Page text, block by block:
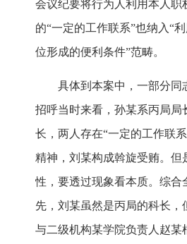
会议纪要将行为人利用本人职
的“一定的工作联系”也纳入“
位形成的便利条件”范畴。
具体到本案中，一部分同
招呼当时来看，孙某系丙局局
长，两人存在“一定的工作联系
精神，刘某构成斡旋受贿。但
性，要透过现象看本质。综合
先，刘某虽然是丙局的科长，
与二级机构某学院负责人赵某